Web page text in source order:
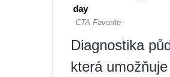
Diagnostika
která